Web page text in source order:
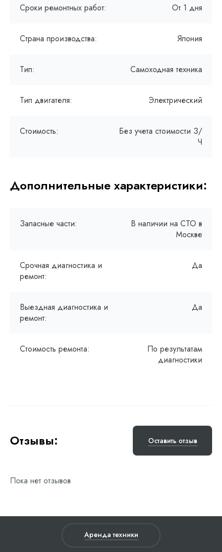
Сроки ремонтных работ: От 1 дня
Страна производства: Япония
Тип: Самоходная техника
Тип двигателя: Электрический
Стоимость:
Без учета стоимости З/
Ч
Дополнительные характеристики:
Запасные части:
В наличии на СТО в
Москве
Срочная диагностика и
ремонт:
Да
Выездная диагностика и
ремонт:
Да
Стоимость ремонта:
По результатам
диагностики
Отзывы: Оставить отзыв
Пока нет отзывов
Аренда техники